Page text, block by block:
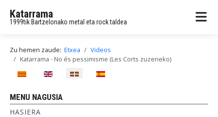
Katarrama
1999tik Bartzelonako metal eta rock taldea
Zu hemen zaude: Etxea
Videos
Katarrama - No és pessimisme (Les Corts zuzeneko)
Hautatu hizkuntza
MENU NAGUSIA
HASIERA